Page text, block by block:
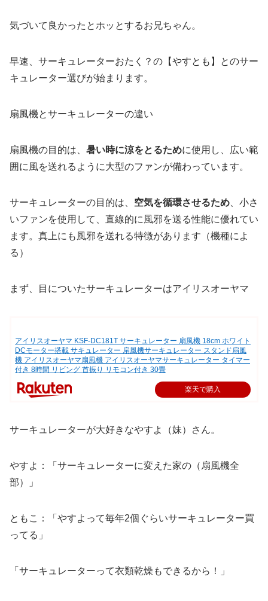
気づいて良かったとホッとするお兄ちゃん。
早速、サーキュレーターおたく？の【やすとも】とのサー
キュレーター選びが始まります。
扇風機とサーキュレーターの違い
扇風機の目的は、 暑い時に涼をとるために使用し、広い範
囲に風を送れるように大型のファンが備わっています。
サーキュレーターの目的は、 空気を循環させるため 、小さ
いファンを使用して、直線的に風邪を送る性能に優れてい
ます。真上にも風邪を送れる特徴があります（機種によ
る）
まず、目についたサーキュレーターはアイリスオーヤマ
アイリスオーヤマ KSF-DC181T サーキュレーター 扇風機 18cm ホワイト
DCモーター搭載 サキュレーター 扇風機サーキュレーター スタンド扇風
機 アイリスオーヤマ扇風機 アイリスオーヤマサーキュレーター タイマー
付き 8時間 リビング 首振り リモコン付き 30畳
楽天で購入
サーキュレーターが大好きなやすよ（妹）さん。
やすよ：「サーキュレーターに変えた家の（扇風機全
部）」
ともこ：「やすよって毎年2個ぐらいサーキュレーター買
ってる」
「サーキュレーターって衣類乾燥もできるから！」